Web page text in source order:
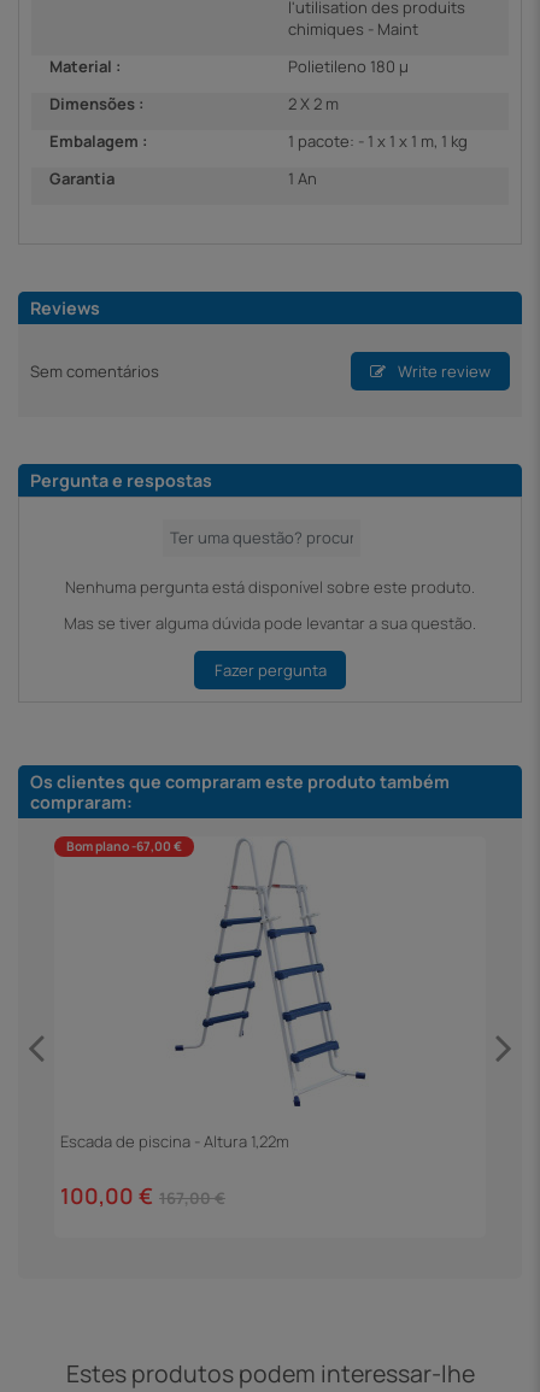
l'utilisation des produits
chimiques - Maint
Material :
Polietileno 180 µ
Dimensões :
2 X 2 m
Embalagem :
1 pacote: - 1 x 1 x 1 m, 1 kg
Garantia
1 An
Reviews
Sem comentários Write review
Pergunta e respostas
Nenhuma pergunta está disponível sobre este produto.
Mas se tiver alguma dúvida pode levantar a sua questão.
Fazer pergunta
Os clientes que compraram este produto também
compraram:
Bom plano -67,00 €
Escada de piscina - Altura 1,22m
100,00 € 167,00 €
Estes produtos podem interessar-lhe